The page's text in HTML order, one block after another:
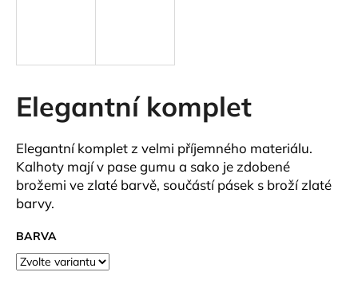
Elegantní komplet
Elegantní komplet z velmi příjemného materiálu.
Kalhoty mají v pase gumu a sako je zdobené
brožemi ve zlaté barvě, součástí pásek s broží zlaté
barvy.
BARVA
D
o
o
r
u
č
j
e
m